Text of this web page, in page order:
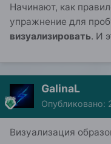
Начинают, как
упражнение для
визуализировать. И
GalinaL
Опубликовано:
Визуализация